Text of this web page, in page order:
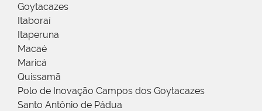
Goytacazes
Itaboraí
Itaperuna
Macaé
Maricá
Quissamã
Polo de Inovação Campos dos Goytacazes
Santo Antônio de Pádua